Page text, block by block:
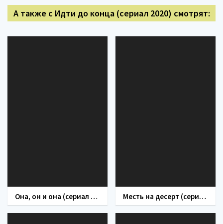
А также с Идти до конца (сериал 2020) смотрят:
Она, он и она (сериал 2021) Месть на десерт (сериал 2019)